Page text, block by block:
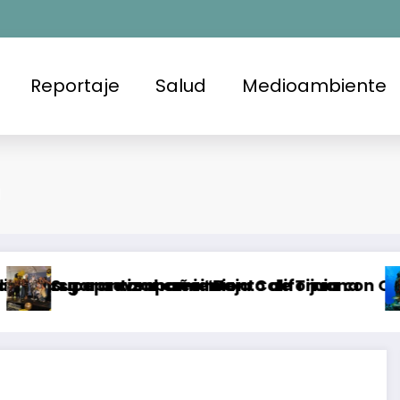
Reportaje Salud Medioambiente
crecimiento de Tijuana
campaña “Baja California con